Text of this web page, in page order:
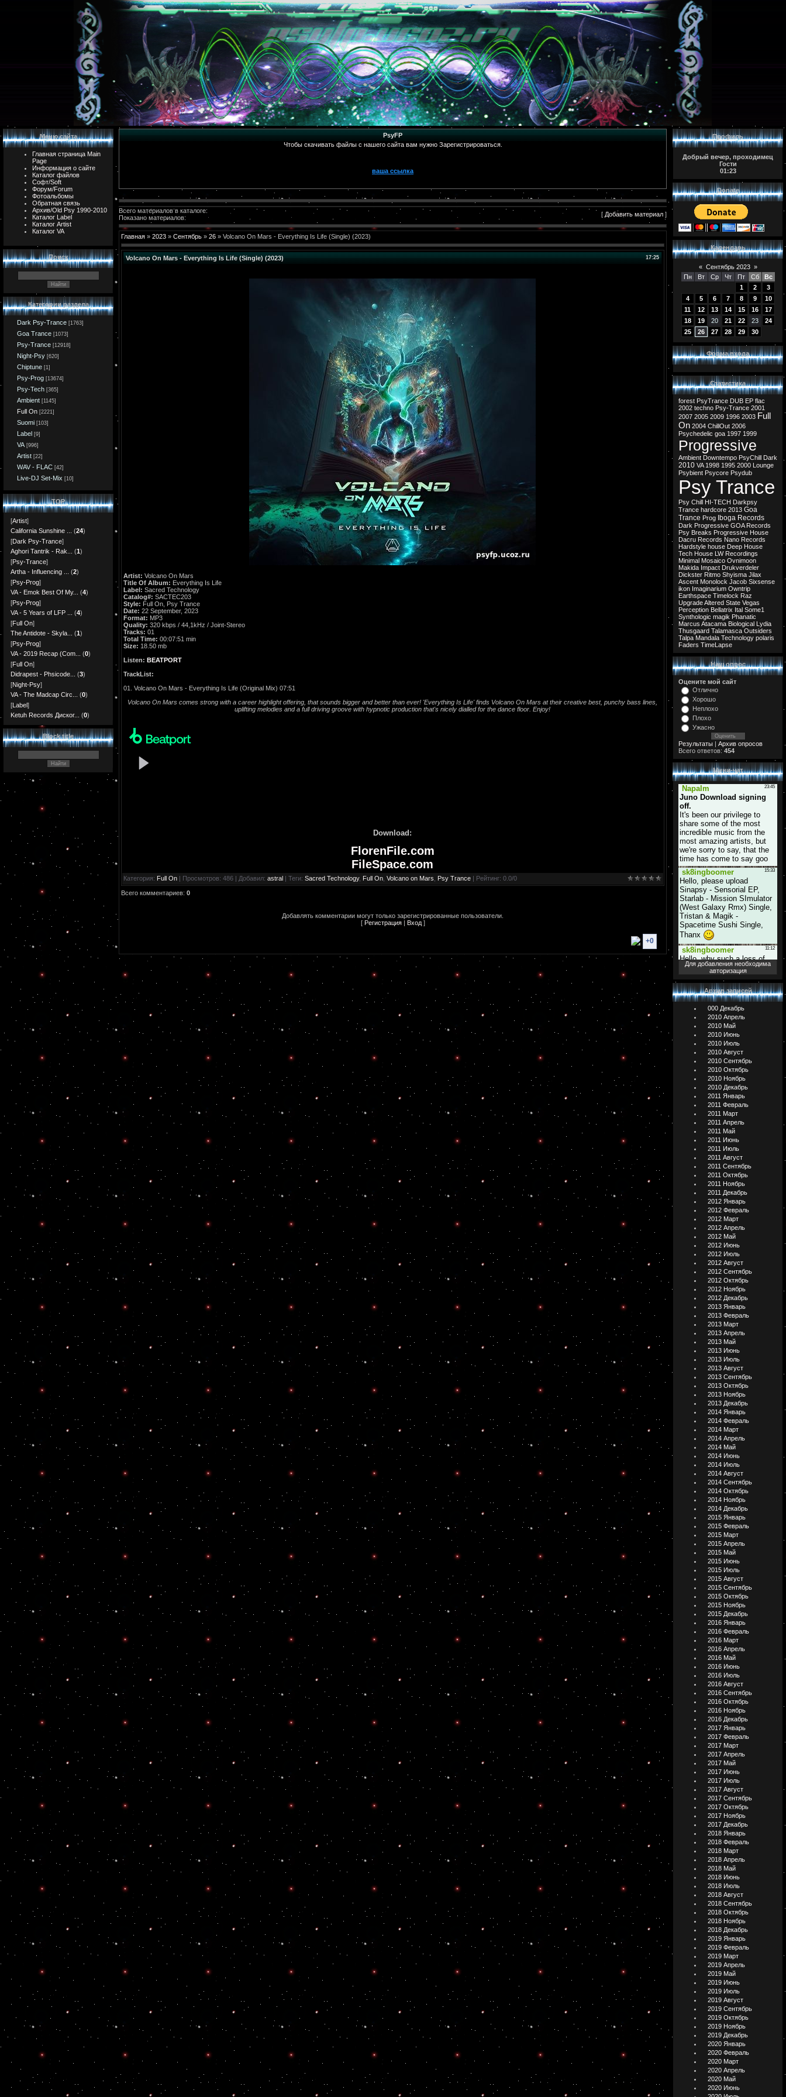
Меню сайта
Главная страница Main
Page
Информация о сайте
Каталог файлов
Софт/Soft
Форум/Forum
Фотоальбомы
Обратная связь
Архив/Old Psy 1990-2010
Каталог Label
Каталог Artist
Каталог VA
Поиск
Категории раздела
Dark Psy-Trance [1763]
Goa Trance [1073]
Psy-Trance [12918]
Night-Psy [620]
Chiptune [1]
Psy-Prog [13674]
Psy-Tech [365]
Ambient [1145]
Full On [2221]
Suomi [103]
Label [9]
VA [996]
Artist [22]
WAV - FLAC [42]
Live-DJ Set-Mix [10]
TOP
[Artist]
California Sunshine ...
(24)
[Dark Psy-Trance]
Aghori Tantrik - Rak...
(1)
[Psy-Trance]
Artha - Influencing ...
(2)
[Psy-Prog]
VA - Emok Best Of My...
(4)
[Psy-Prog]
VA - 5 Years of LFP ...
(4)
[Full On]
The Antidote - Skyla...
(1)
[Psy-Prog]
VA - 2019 Recap (Com...
(0)
[Full On]
Didrapest - Phsicode...
(3)
[Night-Psy]
VA - The Madcap Circ...
(0)
[Label]
Ketuh Records Диског...
(0)
Block title
PsyFP
Чтобы скачивать файлы с нашего сайта вам нужно Зарегистрироваться.
ваша ссылка
Всего материалов в каталоге:
Показано материалов:
[ Добавить материал ]
Главная » 2023 » Сентябрь » 26 » Volcano On Mars - Everything Is Life (Single) (2023)
17:25
Volcano On Mars - Everything Is Life (Single) (2023)
Artist: Volcano On Mars
Title Of Album: Everything Is Life
Label: Sacred Technology
Catalog#: SACTEC203
Style: Full On, Psy Trance
Date: 22 September, 2023
Format: MP3
Quality: 320 kbps / 44,1kHz / Joint-Stereo
Tracks: 01
Total Time: 00:07:51 min
Size: 18.50 mb
Listen: BEATPORT
TrackList:
01. Volcano On Mars - Everything Is Life (Original Mix) 07:51
Volcano On Mars comes strong with a career highlight offering, that sounds bigger and better than ever! 'Everything Is Life' finds Volcano On Mars at their creative best, punchy bass lines,
uplifting melodies and a full driving groove with hypnotic production that's nicely dialled for the dance floor. Enjoy!
Download:
FlorenFile.com
FileSpace.com
Категория: Full On | Просмотров: 486 | Добавил: astral | Теги: Sacred Technology, Full On Volcano on Mars Psy Trance | Рейтинг: 0.0/0
Всего комментариев: 0
Добавлять комментарии могут только зарегистрированные пользователи.
[ Регистрация| Вход]
+0
Профиль
Добрый вечер, проходимец
Гости
01:23
Donate
Календарь
« Сентябрь 2023 »
Пн
Вт Ср Чт Пт Сб
Вс
1
2
3
4
5 6 7 8 9
10
11
12 13 14 15 16
17
18
19 20 21 22 23
24
25
26 27 28 29 30
Форма входа
Статистика
forest PsyTrance DUB EP flac
2002 techno Psy-Trance 2001
2007 2005 2009 1996 2003 Full
On 2004 ChillOut 2006
Psychedelic goa 1997 1999
Progressive
Ambient Downtempo PsyChill Dark
2010 VA 1998 1995 2000 Lounge
Psybient Psycore Psydub
Psy Trance
Psy Chill HI-TECH Darkpsy
Trance hardcore 2013 Goa
Trance Prog Iboga Records
Dark Progressive GOA Records
Psy Breaks Progressive House
Dacru Records Nano Records
Hardstyle house Deep House
Tech House LW Recordings
Minimal Mosaico Ovnimoon
Makida Impact Drukverdeler
Dickster Ritmo Shyisma Jilax
Ascent Monolock Jacob Sixsense
ikon Imaginarium Owntrip
Earthspace Timelock Raz
UpgradeAltered State Vegas
Perception Bellatrix Ital Some1
Synthologic magik Phanatic
Marcus Atacama Biological Lydia
Thusgaard Talamasca Outsiders
Talpa Mandala Technology polaris
Faders TimeLapse
Наш опрос
Оцените мой сайт
Отлично
Хорошо
Неплохо
Плохо
Ужасно
Результаты | Архив опросов
Всего ответов: 454
Мини-чат
Для добавления необходима
авторизация
Архив записей
000 Декабрь
2010 Апрель
2010 Май
2010 Июнь
2010 Июль
2010 Август
2010 Сентябрь
2010 Октябрь
2010 Ноябрь
2010 Декабрь
2011 Январь
2011 Февраль
2011 Март
2011 Апрель
2011 Май
2011 Июнь
2011 Июль
2011 Август
2011 Сентябрь
2011 Октябрь
2011 Ноябрь
2011 Декабрь
2012 Январь
2012 Февраль
2012 Март
2012 Апрель
2012 Май
2012 Июнь
2012 Июль
2012 Август
2012 Сентябрь
2012 Октябрь
2012 Ноябрь
2012 Декабрь
2013 Январь
2013 Февраль
2013 Март
2013 Апрель
2013 Май
2013 Июнь
2013 Июль
2013 Август
2013 Сентябрь
2013 Октябрь
2013 Ноябрь
2013 Декабрь
2014 Январь
2014 Февраль
2014 Март
2014 Апрель
2014 Май
2014 Июнь
2014 Июль
2014 Август
2014 Сентябрь
2014 Октябрь
2014 Ноябрь
2014 Декабрь
2015 Январь
2015 Февраль
2015 Март
2015 Апрель
2015 Май
2015 Июнь
2015 Июль
2015 Август
2015 Сентябрь
2015 Октябрь
2015 Ноябрь
2015 Декабрь
2016 Январь
2016 Февраль
2016 Март
2016 Апрель
2016 Май
2016 Июнь
2016 Июль
2016 Август
2016 Сентябрь
2016 Октябрь
2016 Ноябрь
2016 Декабрь
2017 Январь
2017 Февраль
2017 Март
2017 Апрель
2017 Май
2017 Июнь
2017 Июль
2017 Август
2017 Сентябрь
2017 Октябрь
2017 Ноябрь
2017 Декабрь
2018 Январь
2018 Февраль
2018 Март
2018 Апрель
2018 Май
2018 Июнь
2018 Июль
2018 Август
2018 Сентябрь
2018 Октябрь
2018 Ноябрь
2018 Декабрь
2019 Январь
2019 Февраль
2019 Март
2019 Апрель
2019 Май
2019 Июнь
2019 Июль
2019 Август
2019 Сентябрь
2019 Октябрь
2019 Ноябрь
2019 Декабрь
2020 Январь
2020 Февраль
2020 Март
2020 Апрель
2020 Май
2020 Июнь